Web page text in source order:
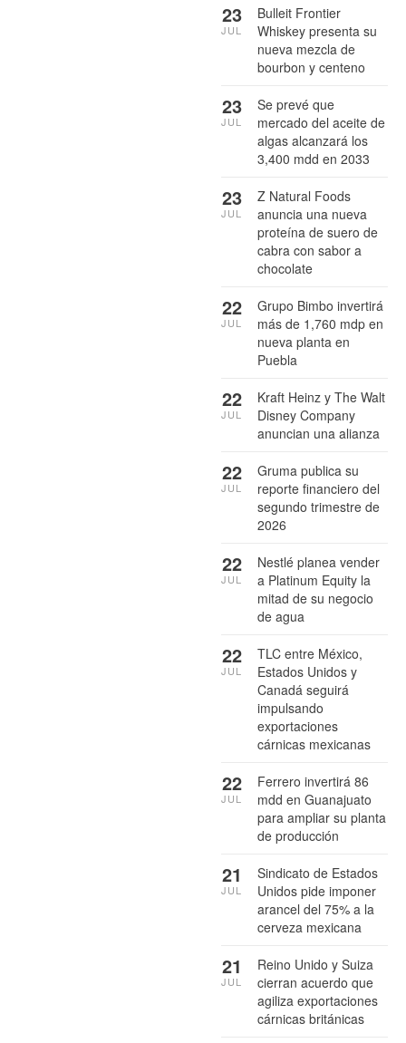
Bulleit Frontier
Whiskey presenta su
nueva mezcla de
bourbon y centeno
23
JUL
Se prevé que
mercado del aceite de
algas alcanzará los
3,400 mdd en 2033
23
JUL
Z Natural Foods
anuncia una nueva
proteína de suero de
cabra con sabor a
chocolate
23
JUL
Grupo Bimbo invertirá
más de 1,760 mdp en
nueva planta en
Puebla
22
JUL
Kraft Heinz y The Walt
Disney Company
anuncian una alianza
22
JUL
Gruma publica su
reporte financiero del
segundo trimestre de
2026
22
JUL
Nestlé planea vender
a Platinum Equity la
mitad de su negocio
de agua
22
JUL
TLC entre México,
Estados Unidos y
Canadá seguirá
impulsando
exportaciones
cárnicas mexicanas
22
JUL
Ferrero invertirá 86
mdd en Guanajuato
para ampliar su planta
de producción
22
JUL
Sindicato de Estados
Unidos pide imponer
arancel del 75% a la
cerveza mexicana
21
JUL
Reino Unido y Suiza
cierran acuerdo que
agiliza exportaciones
cárnicas británicas
21
JUL